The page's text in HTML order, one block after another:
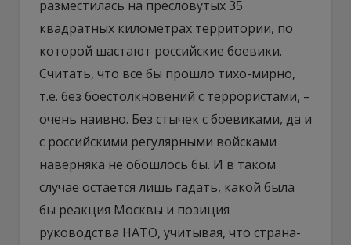
разместилась на пресловутых 35
квадратных километрах территории, по
которой шастают российские боевики.
Считать, что все бы прошло тихо-мирно,
т.е. без боестолкновений с террористами, –
очень наивно. Без стычек с боевиками, да и
с российскими регулярными войсками
наверняка не обошлось бы. И в таком
случае остается лишь гадать, какой была
бы реакция Москвы и позиция
руководства НАТО, учитывая, что страна-